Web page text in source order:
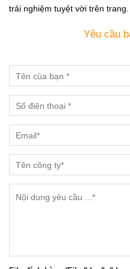
trải nghiệm tuyệt vời trên trang.
Yêu cầu